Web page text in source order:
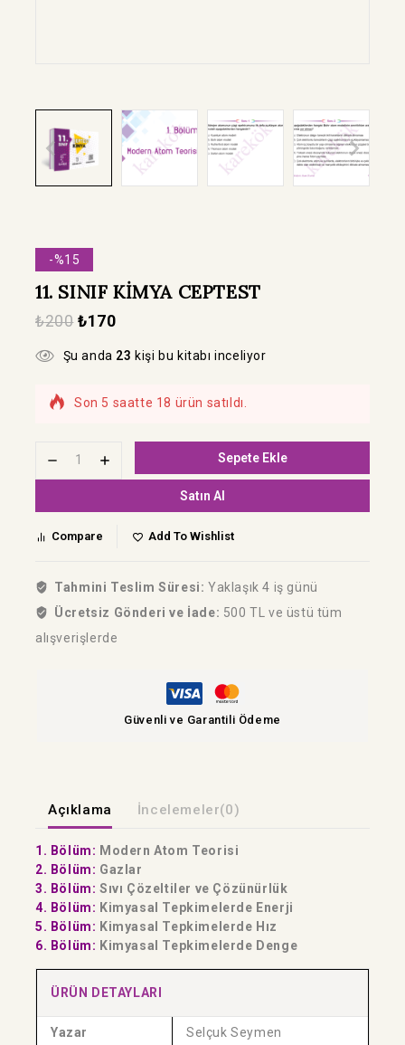
-%15
11. SINIF KİMYA CEPTEST
₺200 ₺170
Şu anda 23 kişi bu kitabı inceliyor
Son 5 saatte 18 ürün satıldı.
Sepete Ekle
Satın Al
Compare Add To Wishlist
Tahmini Teslim Süresi: Yaklaşık 4 iş günü
Ücretsiz Gönderi ve İade: 500 TL ve üstü tüm
alışverişlerde
Güvenli ve Garantili Ödeme
Açıklama İncelemeler(0)
1. Bölüm: Modern Atom Teorisi
2. Bölüm: Gazlar
3. Bölüm: Sıvı Çözeltiler ve Çözünürlük
4. Bölüm: Kimyasal Tepkimelerde Enerji
5. Bölüm: Kimyasal Tepkimelerde Hız
6. Bölüm: Kimyasal Tepkimelerde Denge
ÜRÜN DETAYLARI
Yazar Selçuk Seymen